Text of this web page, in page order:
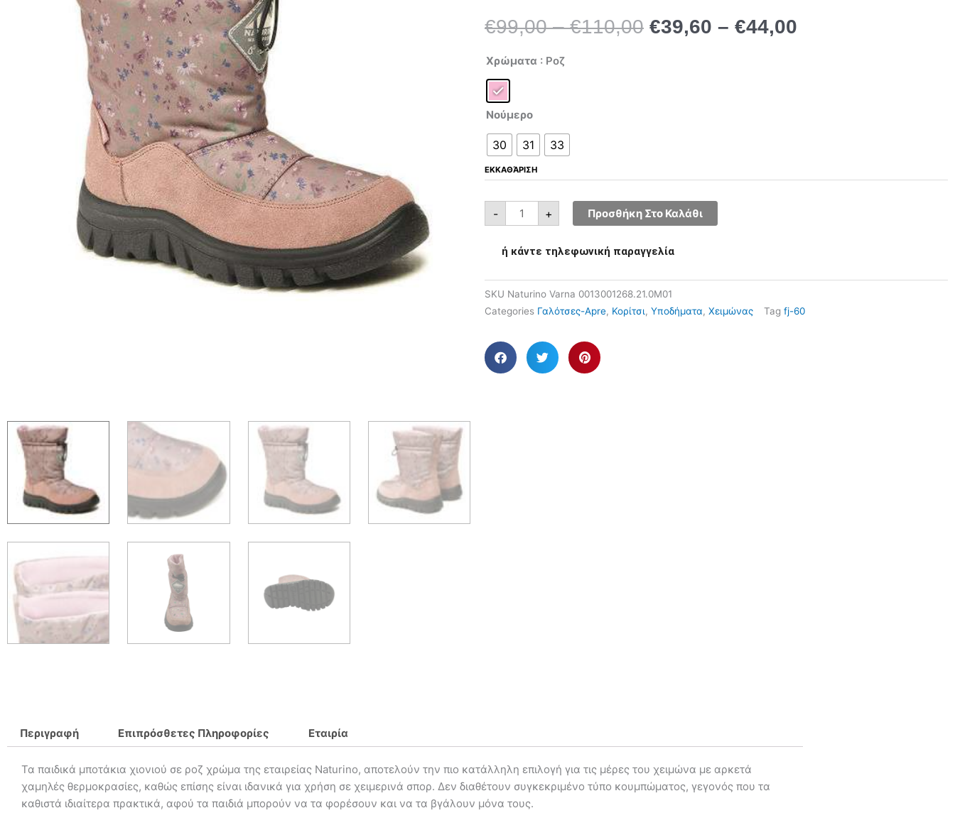
€99,00 – €110,00Price
range:
€39,60 – €44,00
Χρώματα : Ροζ
Νούμερο
30 31 33
ΕΚΚΑΘΆΡΙΣΗ
-
Naturino
Varna
0013001268.21.0M01
+ Προσθήκη Στο Καλάθι
ή κάντε τηλεφωνική παραγγελία
SKU Naturino Varna 0013001268.21.0M01
Categories Γαλότσες-Apre, Κορίτσι, Υποδήματα, Χειμώνας Tag fj-60
Περιγραφή Επιπρόσθετες Πληροφορίες Εταιρία
Τα παιδικά μποτάκια χιονιού σε ροζ χρώμα της εταιρείας Naturino, αποτελούν την πιο κατάλληλη επιλογή για τις μέρες του χειμώνα με αρκετά
χαμηλές θερμοκρασίες, καθώς επίσης είναι ιδανικά για χρήση σε χειμερινά σπορ. Δεν διαθέτουν συγκεκριμένο τύπο κουμπώματος, γεγονός που τα
καθιστά ιδιαίτερα πρακτικά, αφού τα παιδιά μπορούν να τα φορέσουν και να τα βγάλουν μόνα τους.